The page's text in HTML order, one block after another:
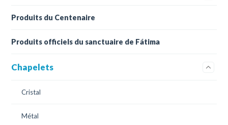
Produits du Centenaire
Produits officiels du sanctuaire de Fátima
Chapelets
Cristal
Métal